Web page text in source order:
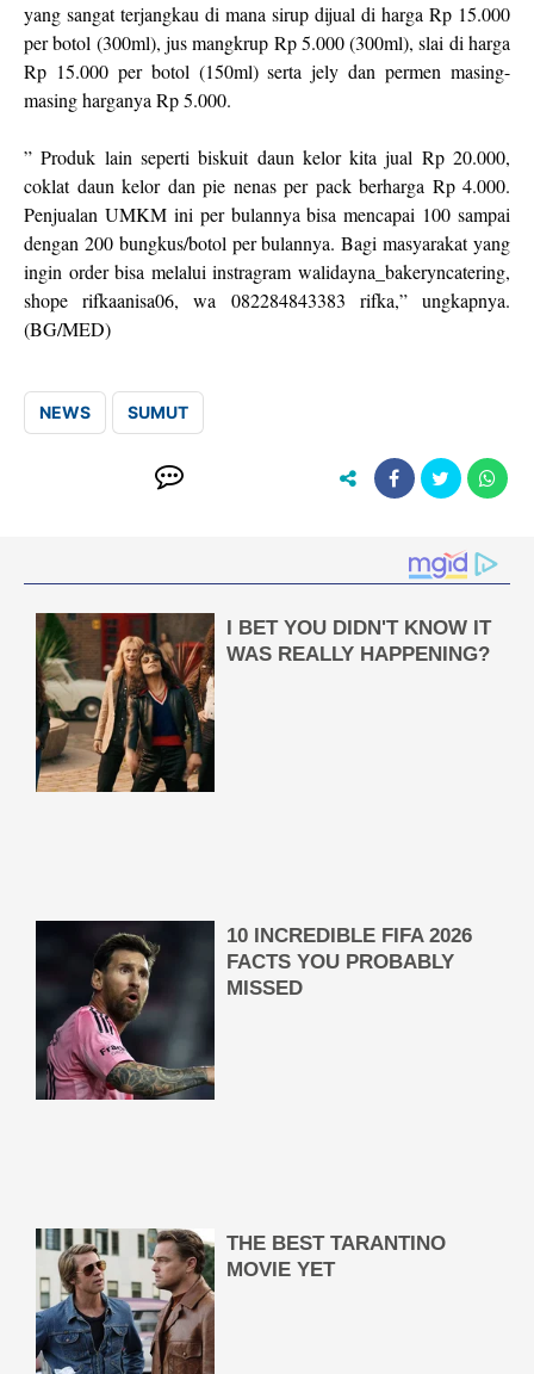
yang sangat terjangkau di mana sirup dijual di harga Rp 15.000
per botol (300ml), jus mangkrup Rp 5.000 (300ml), slai di harga
Rp 15.000 per botol (150ml) serta jely dan permen masing-
masing harganya Rp 5.000.
” Produk lain seperti biskuit daun kelor kita jual Rp 20.000,
coklat daun kelor dan pie nenas per pack berharga Rp 4.000.
Penjualan UMKM ini per bulannya bisa mencapai 100 sampai
dengan 200 bungkus/botol per bulannya. Bagi masyarakat yang
ingin order bisa melalui instragram walidayna_bakeryncatering,
shope rifkaanisa06, wa 082284843383 rifka,” ungkapnya.
(BG/MED)
NEWS SUMUT